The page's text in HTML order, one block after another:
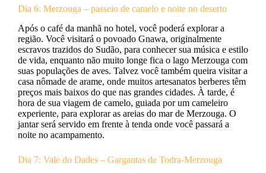
Dia 6: Merzouga – passeio de camelo e noite no deserto
Após o café da manhã no hotel, você poderá explorar a
região. Você visitará o povoado Gnawa, originalmente
escravos trazidos do Sudão, para conhecer sua música e estilo
de vida, enquanto não muito longe fica o lago Merzouga com
suas populações de aves. Talvez você também queira visitar a
casa nômade de arame, onde muitos artesanatos berberes têm
preços mais baixos do que nas grandes cidades. À tarde, é
hora de sua viagem de camelo, guiada por um cameleiro
experiente, para explorar as areias do mar de Merzouga. O
jantar será servido em frente à tenda onde você passará a
noite no acampamento.
Dia 7: Vale do Dades – Gargantas de Todra-Merzouga